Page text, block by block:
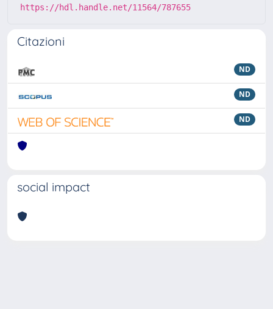
https://hdl.handle.net/11564/787655
Citazioni
ND
ND
ND
social impact